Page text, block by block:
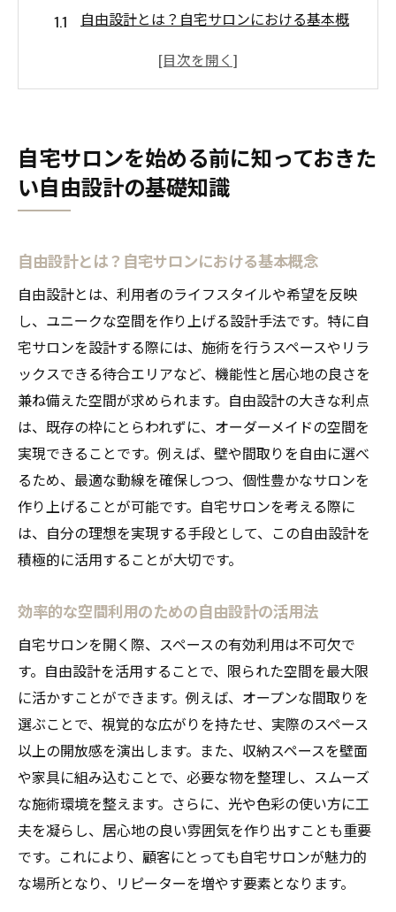
自由設計とは？自宅サロンにおける基本概
効率的な空間利用のための自由設計の活用
愛知県安城市での自由設計の事例紹介
自宅サロンに最適なレイアウトの選び方
理想の自宅サロンを実現するためのステップバ
自宅サロンのコンセプト設計から始める
顧客ニーズに応えるための空間デザイン
設備選びのポイントと導入プロセス
施工前の重要な準備作業
完成後の運営と改善の計画
成功事例から学ぶ実践的アプローチ
愛知県安城市で自宅サロンを成功させるための
デザインポイント
ローカル市場を理解したデザイン戦略
環境に配慮したサステナブルデザインの導
トレンドを取り入れた魅力的な空間提案
顧客満足度を高めるためのコミュニケーシ
ョン術
競争力を高める差別化ポイント
自由設計を活かした自宅サロンの魅力的な空間
作り
デザインに個性を与える自由設計の利点
快適さと機能性を両立させるための工夫
光と色彩の効果的な活用法
自宅サロンを始める前に知っておきた
い自由設計の基礎知識
自由設計とは？自宅サロンにおける基本概念
自由設計とは、利用者のライフスタイルや希望を反映
し、ユニークな空間を作り上げる設計手法です。特に自
宅サロンを設計する際には、施術を行うスペースやリラ
ックスできる待合エリアなど、機能性と居心地の良さを
兼ね備えた空間が求められます。自由設計の大きな利点
は、既存の枠にとらわれずに、オーダーメイドの空間を
実現できることです。例えば、壁や間取りを自由に選べ
るため、最適な動線を確保しつつ、個性豊かなサロンを
作り上げることが可能です。自宅サロンを考える際に
は、自分の理想を実現する手段として、この自由設計を
積極的に活用することが大切です。
効率的な空間利用のための自由設計の活用法
自宅サロンを開く際、スペースの有効利用は不可欠で
す。自由設計を活用することで、限られた空間を最大限
に活かすことができます。例えば、オープンな間取りを
選ぶことで、視覚的な広がりを持たせ、実際のスペース
以上の開放感を演出します。また、収納スペースを壁面
や家具に組み込むことで、必要な物を整理し、スムーズ
な施術環境を整えます。さらに、光や色彩の使い方に工
夫を凝らし、居心地の良い雰囲気を作り出すことも重要
です。これにより、顧客にとっても自宅サロンが魅力的
な場所となり、リピーターを増やす要素となります。